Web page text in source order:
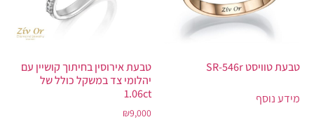
טבעת טוויסט SR-546r
מידע נוסף
טבעת אירוסין בחיתוך קושיין עם
יהלומי צד במשקל כולל של
1.06ct
₪9,000